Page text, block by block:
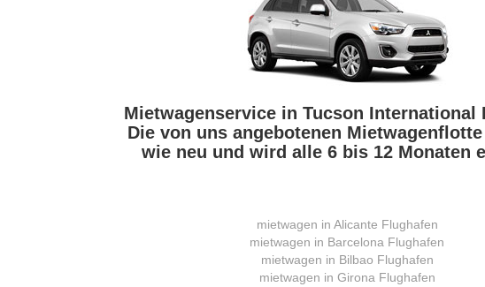
Mietwagenservice in Tucson International
Die von uns angebotenen
wie neu und wird alle 6 bis 12 Monaten
mietwagen in Alicante Flughafen
mietwagen in Barcelona Flughafen
mietwagen in Bilbao Flughafen
mietwagen in Girona Flughafen